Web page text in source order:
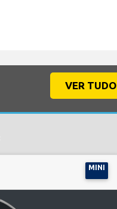
VER TUDO
MINI